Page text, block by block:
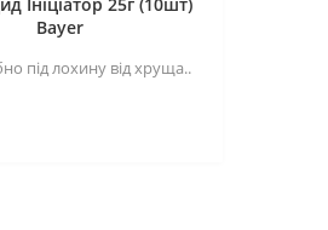
Bayer
під лохину від хруща..